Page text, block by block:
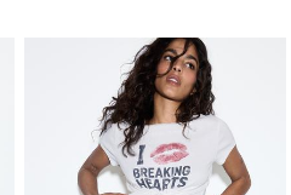
Innenknopf und Metallhaken.